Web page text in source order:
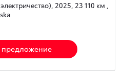
2025, 23 110 км ,
предложение